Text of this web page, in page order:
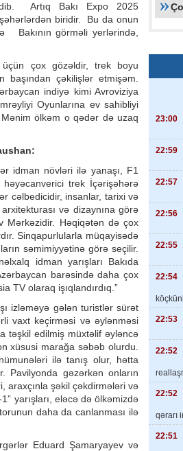
Artıq Bakı Expo 2025
biridir. Bu da onun
Bakının görməli yerlərində,
çox gözəldir, trek boyu
başından çəkilişlər etmişəm.
indiyə kimi Avroviziya
Oyunlarına ev sahibliyi
ölkəm o qədər də uzaq
idman növləri ilə yanaşı, F1
həyəcanverici trek İçərişəhərə
cəlbedicidir, insanlar, tarixi və
və dizaynına görə
Həqiqətən də çox
Sinqapurlularla müqayisədə
səmimiyyətinə görə seçilir.
idman yarışları Bakıda
barəsində daha çox
TV olaraq işıqlandırdıq.”
izləməyə gələn turistlər sürət
vaxt keçirməsi və əylənməsi
təşkil edilmiş müxtəlif əyləncə
xüsusi marağa səbəb olurdu.
ilə tanış olur, hətta
Pavilyonda gəzərkən onların
araxçınla şəkil çəkdirmələri və
yarışları, eləcə də ölkəmizdə
daha da canlanması ilə
Eduard Şamaryayev və
23:00
22:59
22:57
22:56
22:55
22:54
22:53
22:52
22:52
qərarı
22:51